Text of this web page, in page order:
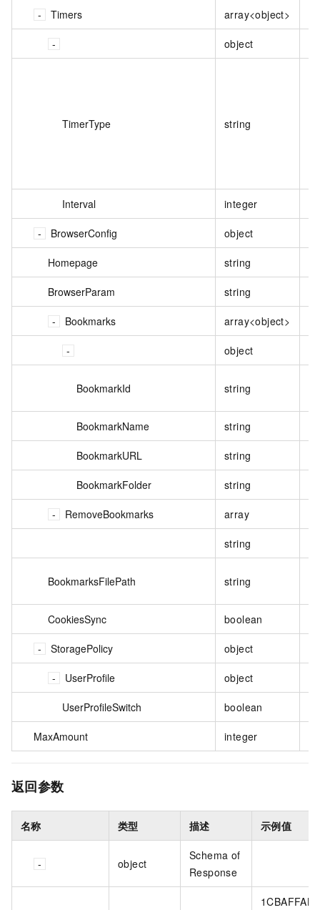
Timers array<object>
object
TimerType string
Interval integer
BrowserConfig object
Homepage string
BrowserParam string
Bookmarks array<object>
object
BookmarkId string
BookmarkName string
BookmarkURL string
BookmarkFolder string
RemoveBookmarks array
string
BookmarksFilePath string
CookiesSync boolean
StoragePolicy object
UserProfile object
UserProfileSwitch boolean
MaxAmount integer
返回参数
名称 类型 描述 示例值
object
Schema of
Response
1CBAFFAB-